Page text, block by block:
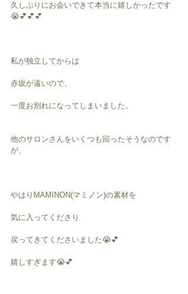
久しぶりにお会いできて本当に嬉しかったです
😭💕💕💕
私が独立してからは
赤坂が遠いので、
一度お別れになってしまいました。
他のサロンさんをいくつも回ったそうなのです
が、
やはりMAMINON(マミノン)の素材を
気に入ってくださり
戻ってきてくださいました😭💕
嬉しすぎます😭💕